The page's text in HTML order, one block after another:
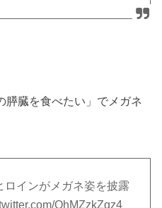
膵臓を食べたい」でメガネ
インがメガネ姿を披露
QhMZzkZqz4